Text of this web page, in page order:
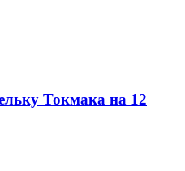
Токмака на 12